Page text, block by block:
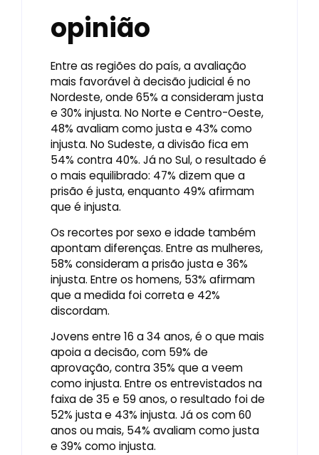
opinião
Entre as regiões do país, a avaliação
mais favorável à decisão judicial é no
Nordeste, onde 65% a consideram justa
e 30% injusta. No Norte e Centro-Oeste,
48% avaliam como justa e 43% como
injusta. No Sudeste, a divisão fica em
54% contra 40%. Já no Sul, o resultado é
o mais equilibrado: 47% dizem que a
prisão é justa, enquanto 49% afirmam
que é injusta.
Os recortes por sexo e idade também
apontam diferenças. Entre as mulheres,
58% consideram a prisão justa e 36%
injusta. Entre os homens, 53% afirmam
que a medida foi correta e 42%
discordam.
Jovens entre 16 a 34 anos, é o que mais
apoia a decisão, com 59% de
aprovação, contra 35% que a veem
como injusta. Entre os entrevistados na
faixa de 35 e 59 anos, o resultado foi de
52% justa e 43% injusta. Já os com 60
anos ou mais, 54% avaliam como justa
e 39% como injusta.